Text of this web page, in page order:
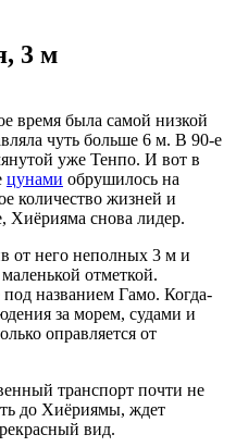
3 м
время была самой низкой
чуть больше 6 м. В 90-е
уже Тенпо. И вот в
цунами обрушилось на
количество жизней и
Хиёрияма снова лидер.
от него неполных 3 м и
отметкой.
названием Гамо. Когда-
за морем, судами и
оправляется от
транспорт почти не
до Хиёриямы, ждет
вид.